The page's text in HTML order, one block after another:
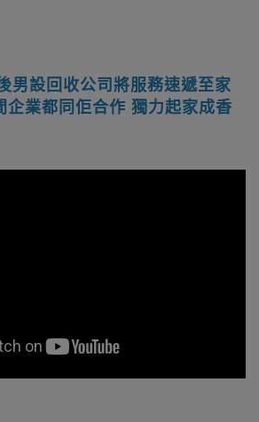
男設回收公司將服務速遞至家
企業都同佢合作 獨力起家成香